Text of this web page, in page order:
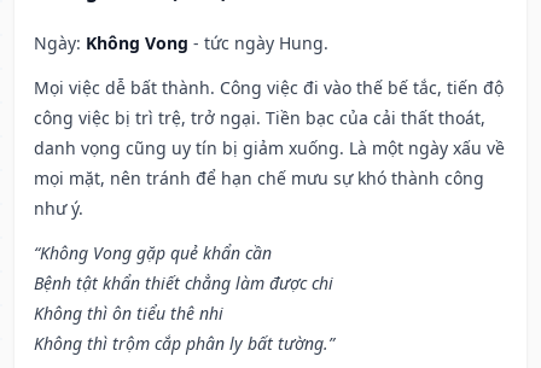
Ngày: Không Vong - tức ngày Hung.
Mọi việc dễ bất thành. Công việc đi vào thế bế tắc, tiến độ
công việc bị trì trệ, trở ngại. Tiền bạc của cải thất thoát,
danh vọng cũng uy tín bị giảm xuống. Là một ngày xấu về
mọi mặt, nên tránh để hạn chế mưu sự khó thành công
như ý.
“Không Vong gặp quẻ khẩn cần
Bệnh tật khẩn thiết chẳng làm được chi
Không thì ôn tiểu thê nhi
Không thì trộm cắp phân ly bất tường.”